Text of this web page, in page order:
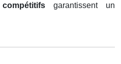
garantissent un